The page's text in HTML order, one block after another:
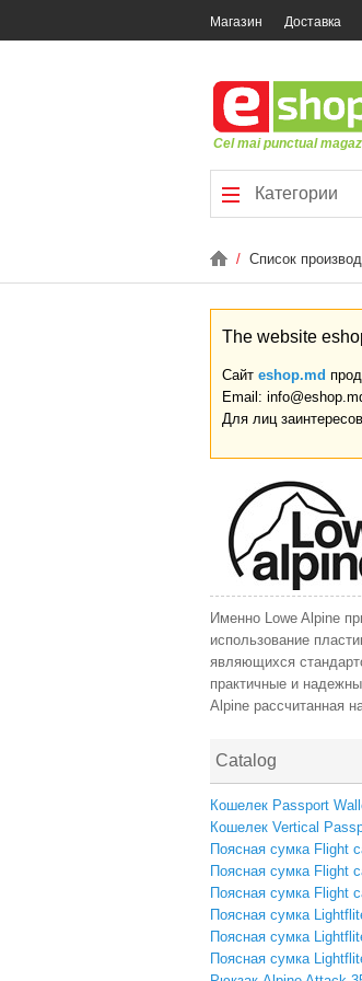
Магазин Доставка
Cel mai punctual
Категории
/ Список
The website
Сайт eshop.md
Email:
Для лиц
Именно Lowe Alpine
использование
являющихся
практичные и
Alpine рассчитанная
Catalog
Кошелек Passport
Кошелек Vertical
Поясная сумка Flight
Поясная сумка Flight
Поясная сумка Flight
Поясная сумка
Поясная сумка
Поясная сумка